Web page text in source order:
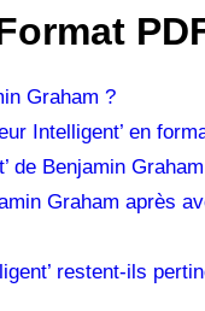
Graham ?
Intelligent’ en
de Benjamin
Graham après
restent-ils